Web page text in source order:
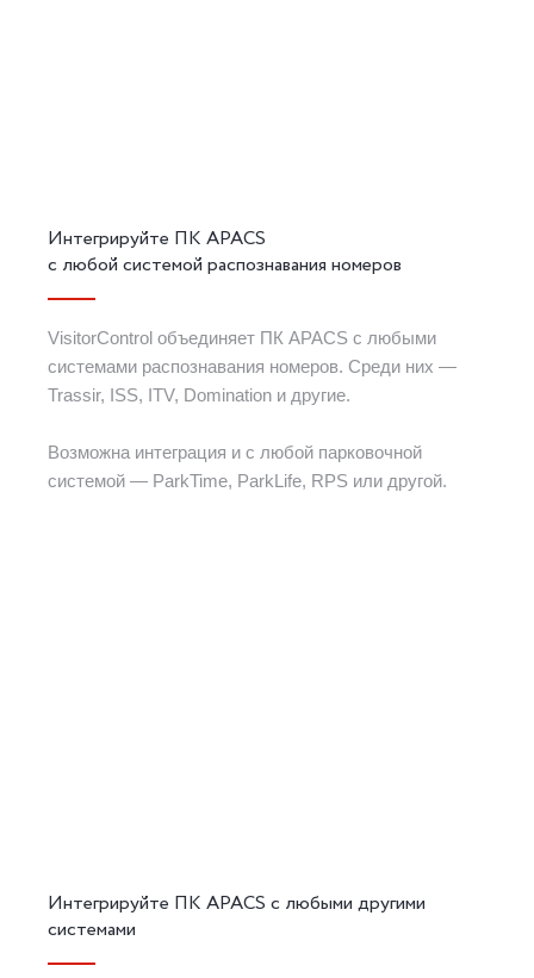
Интегрируйте ПК APACS
с любой системой распознавания номеров
VisitorControl объединяет ПК APACS с любыми
системами распознавания номеров. Среди них —
Trassir, ISS, ITV, Domination и другие.
Возможна интеграция и с любой парковочной
системой — ParkTime, ParkLife, RPS или другой.
Интегрируйте ПК APACS с любыми другими
системами